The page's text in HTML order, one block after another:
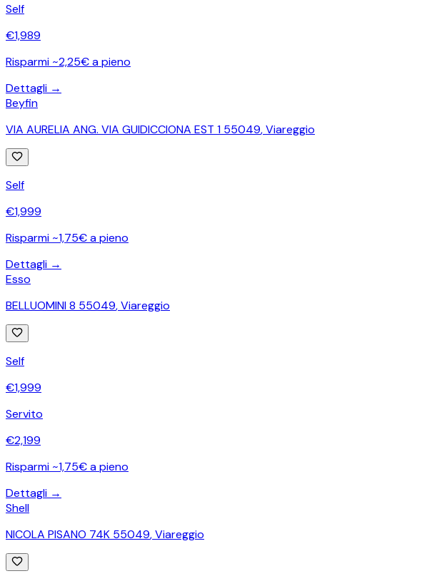
Self
€1,989
Risparmi ~2,25€ a pieno
Dettagli →
Beyfin
VIA AURELIA ANG. VIA GUIDICCIONA EST 1 55049,Viareggio
Self
€1,999
Risparmi ~1,75€ a pieno
Dettagli →
Esso
BELLUOMINI 8 55049,Viareggio
Self
€1,999
Servito
€2,199
Risparmi ~1,75€ a pieno
Dettagli →
Shell
NICOLA PISANO 74K 55049,Viareggio